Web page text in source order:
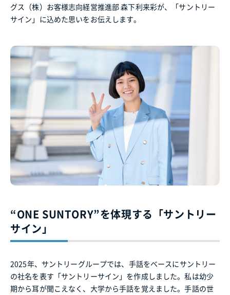
グス（株）お客様志向経営推進部 森下利来彩が、「サントリー
サイン」に込めた思いをお伝えします。
“ONE SUNTORY”を体現する「サントリー
サイン」
2025年、サントリーグループでは、手話をベースにサントリー
の社名を表す「サントリーサイン」を作成しました。私は幼少
期から耳が聞こえなく、大学から手話を覚えました。手話の世